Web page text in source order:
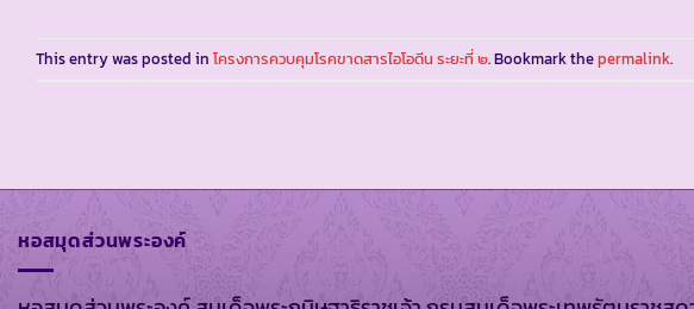
This entry was posted in โครงการควบคุมโรคขาดสารไอโอดีน ระยะที่ ๒. Bookmark thepermalink.
หอสมุดส่วนพระองค์